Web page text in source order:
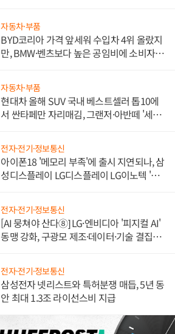
자동차·부품
BYD코리아 가격 앞세워 수입차 4위 올랐지
만, BMW·벤츠보다 높은 공임비에 소비자
자동차·부품
현대차 올해 SUV 국내 베스트셀러 톱10에
서 싼타페만 자리매김, 그랜저·아반떼 '세단
전자·전기·정보통신
아이폰18 '메모리 부족'에 출시 지연되나, 삼
성디스플레이 LG디스플레이 LG이노텍 '탈
전자·전기·정보통신
[AI 뭉쳐야 산다⑧] LG·엔비디아 '피지컬 AI'
동맹 강화, 구광모 제조·데이터·기술 결집
전자·전기·정보통신
삼성전자 넷리스트와 특허분쟁 매듭, 5년 동
안 최대 1.3조 라이선스비 지급